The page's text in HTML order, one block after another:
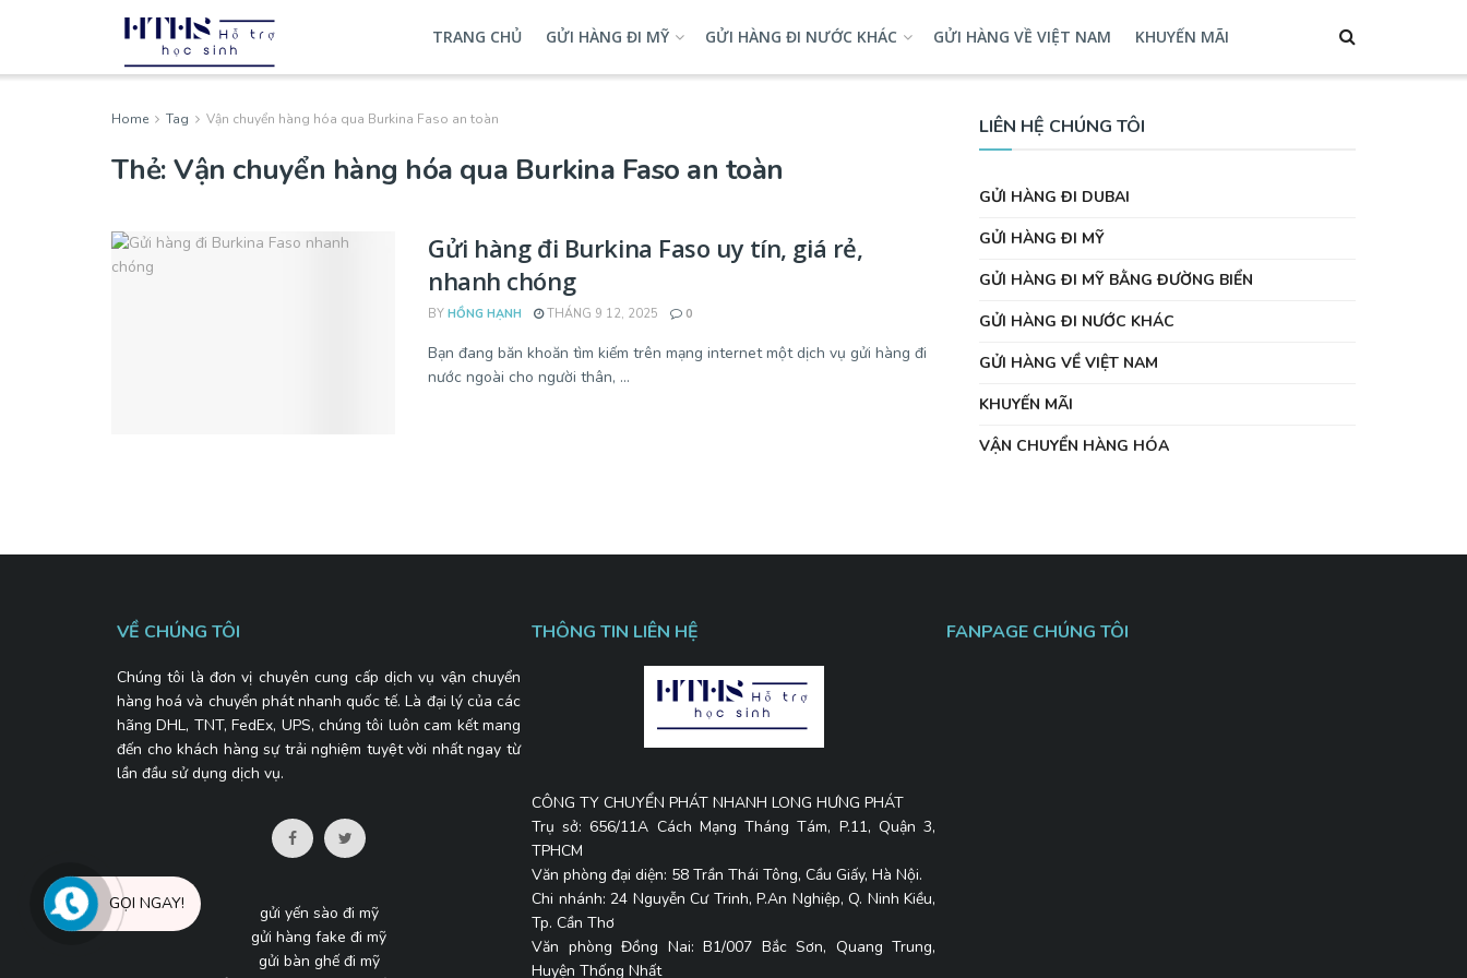
TRANG CHỦ GỬI HÀNG ĐI MỸ GỬI HÀNG ĐI NƯỚC KHÁC GỬI HÀNG VỀ VIỆT NAM KHUYẾN MÃI
Home Tag Vận chuyển hàng hóa qua Burkina Faso an toàn
Thẻ:Vận chuyển hàng hóa qua Burkina Faso an toàn
Gửi hàng đi Burkina Faso uy tín, giá rẻ,
nhanh chóng
BY HỒNG HẠNH THÁNG 9 12, 2025 0
Bạn đang băn khoăn tìm kiếm trên mạng internet một dịch vụ gửi hàng đi
nước ngoài cho người thân, ...
LIÊN HỆ CHÚNG TÔI
GỬI HÀNG ĐI DUBAI
GỬI HÀNG ĐI MỸ
GỬI HÀNG ĐI MỸ BẰNG ĐƯỜNG BIỂN
GỬI HÀNG ĐI NƯỚC KHÁC
GỬI HÀNG VỀ VIỆT NAM
KHUYẾN MÃI
VẬN CHUYỂN HÀNG HÓA
VỀ CHÚNG TÔI
Chúng tôi là đơn vị chuyên cung cấp dịch vụ vận chuyển
hàng hoá và chuyển phát nhanh quốc tế. Là đại lý của các
hãng DHL, TNT, FedEx, UPS, chúng tôi luôn cam kết mang
đến cho khách hàng sự trải nghiệm tuyệt vời nhất ngay từ
lần đầu sử dụng dịch vụ.
gửi yến sào đi mỹ
gửi hàng fake đi mỹ
gửi bàn ghế đi mỹ
THÔNG TIN LIÊN HỆ
CÔNG TY CHUYỂN PHÁT NHANH LONG HƯNG PHÁT
Trụ sở: 656/11A Cách Mạng Tháng Tám, P.11, Quận 3,
TPHCM
Văn phòng đại diện: 58 Trần Thái Tông, Cầu Giấy, Hà Nội.
Chi nhánh: 24 Nguyễn Cư Trinh, P.An Nghiệp, Q. Ninh Kiều,
Tp. Cần Thơ
Văn phòng Đồng Nai: B1/007 Bắc Sơn, Quang Trung,
Huyện Thống Nhất
FANPAGE CHÚNG TÔI
GỌI NGAY!